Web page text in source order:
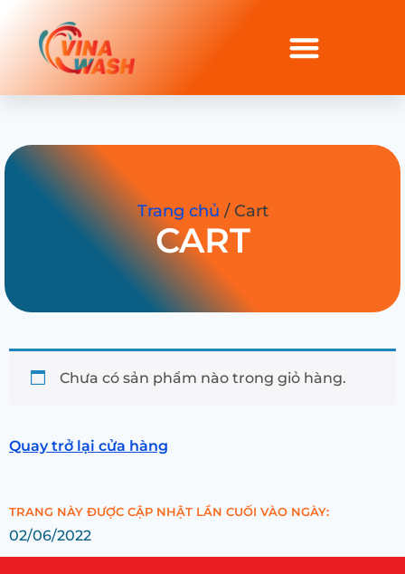
Trang chủ / Cart
CART
Chưa có sản phẩm nào trong giỏ hàng.
Quay trở lại cửa hàng
TRANG NÀY ĐƯỢC CẬP NHẬT LẦN CUỐI VÀO NGÀY:
02/06/2022